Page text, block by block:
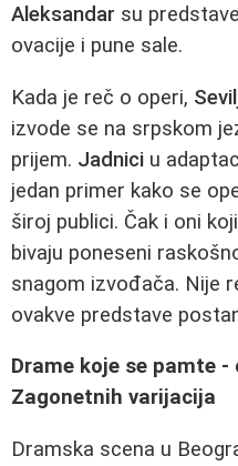
Aleksandar su
ovacije i pune sale.
Kada je reč o operi,
izvode se na srpskom
prijem. Jadnici u
jedan primer kako se
široj publici. Čak i oni
bivaju poneseni
snagom izvođača. Nije
ovakve predstave
Drame koje se pamte -
Zagonetnih varijacija
Dramska scena u